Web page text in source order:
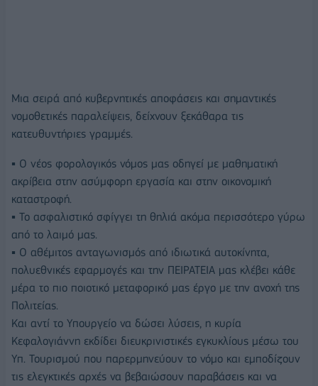
Μια σειρά από κυβερνητικές αποφάσεις και σημαντικές
νομοθετικές παραλείψεις, δείχνουν ξεκάθαρα τις
κατευθυντήριες γραμμές.
▪ Ο νέος φορολογικός νόμος μας οδηγεί με μαθηματική
ακρίβεια στην ασύμφορη εργασία και στην οικονομική
καταστροφή.
▪ Το ασφαλιστικό σφίγγει τη θηλιά ακόμα περισσότερο γύρω
από το λαιμό μας.
▪ Ο αθέμιτος ανταγωνισμός από ιδιωτικά αυτοκίνητα,
πολυεθνικές εφαρμογές και την ΠΕΙΡΑΤΕΙΑ μας κλέβει κάθε
μέρα το πιο ποιοτικό μεταφορικό μας έργο με την ανοχή της
Πολιτείας.
Και αντί το Υπουργείο να δώσει λύσεις, η κυρία
Κεφαλογιάννη εκδίδει διευκρινιστικές εγκυκλίους μέσω του
Υπ. Τουρισμού που παρερμηνεύουν το νόμο και εμποδίζουν
τις ελεγκτικές αρχές να βεβαιώσουν παραβάσεις και να